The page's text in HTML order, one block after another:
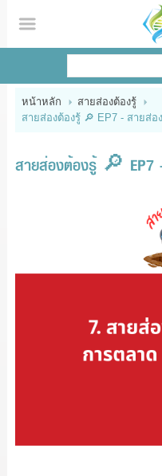
สินค้าที่สนใจ(
หน้าหลัก
หน้าหลัก
สายส่องต้องรู้
สายส่องต้องรู้ 🔎 EP7 - สายส่อ
สายส่องต้องรู้ 🔎 EP7